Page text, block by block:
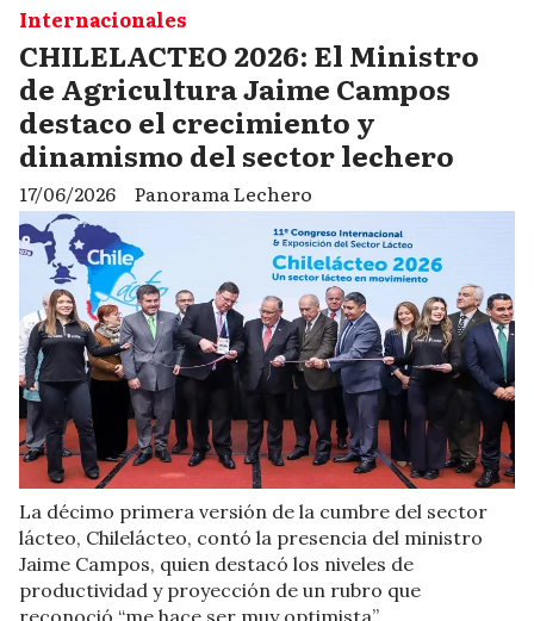
CHILELACTEO 2026: El Ministro
de Agricultura Jaime Campos
destaco el crecimiento y
dinamismo del sector lechero
Panorama Lechero
Internacionales
17/06/2026
La décimo primera versión de la cumbre del sector
lácteo, Chilelácteo, contó la presencia del ministro
Jaime Campos, quien destacó los niveles de
productividad y proyección de un rubro que